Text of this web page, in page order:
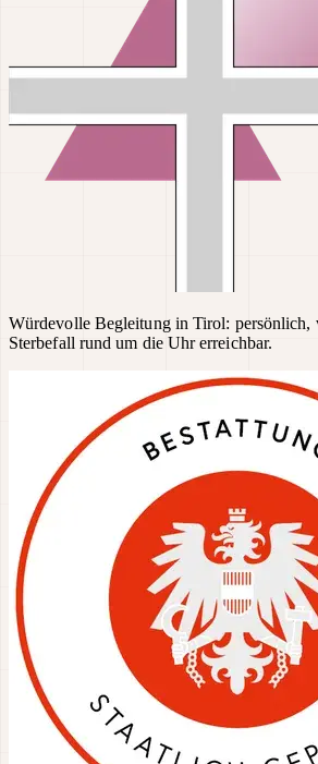
Würdevolle Begleitung in Tirol: persönlich,
Sterbefall rund um die Uhr erreichbar.